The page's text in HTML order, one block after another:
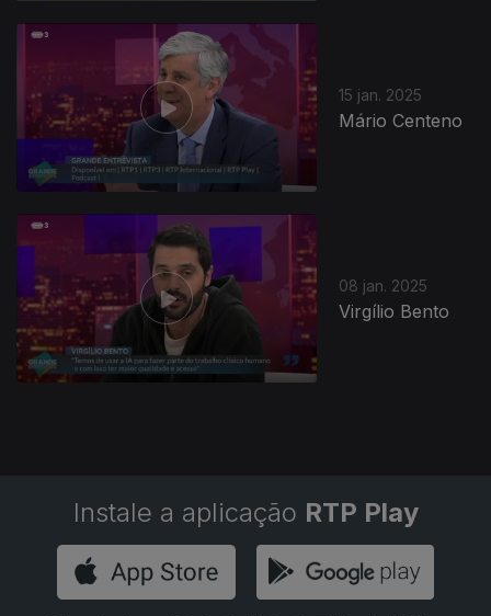
15 jan. 2025
Mário Centeno
08 jan. 2025
Virgílio Bento
821361
Instale a aplicação RTP Play